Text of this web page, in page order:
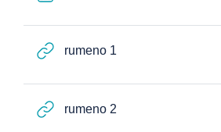
rumeno 1
rumeno 2